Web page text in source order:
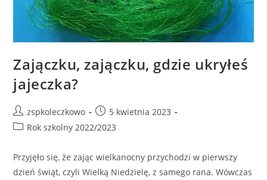
Zajączku, zajączku, gdzie ukryłeś
jajeczka?
zspkoleczkowo
5 kwietnia 2023
Rok szkolny 2022/2023
Przyjęło się, że zając wielkanocny przychodzi w pierwszy
dzień świąt, czyli Wielką Niedzielę, z samego rana. Wówczas